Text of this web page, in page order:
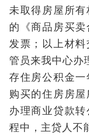
未取得房屋所
的《商品房买
发票；以上材
管员来我中心办
存住房公积金
购买的住房房
办理商业贷款
程中，主贷人不